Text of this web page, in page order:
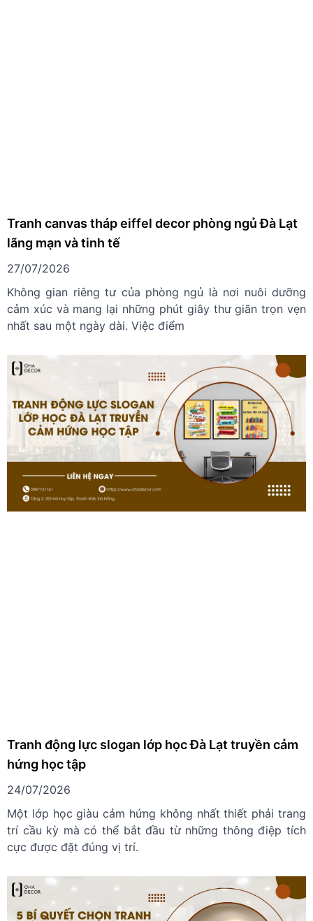
Tranh canvas tháp eiffel decor phòng ngủ Đà Lạt
lãng mạn và tinh tế
27/07/2026
Không gian riêng tư của phòng ngủ là nơi nuôi dưỡng
cảm xúc và mang lại những phút giây thư giãn trọn vẹn
nhất sau một ngày dài. Việc điểm
Tranh động lực slogan lớp học Đà Lạt truyền cảm
hứng học tập
24/07/2026
Một lớp học giàu cảm hứng không nhất thiết phải trang
trí cầu kỳ mà có thể bắt đầu từ những thông điệp tích
cực được đặt đúng vị trí.